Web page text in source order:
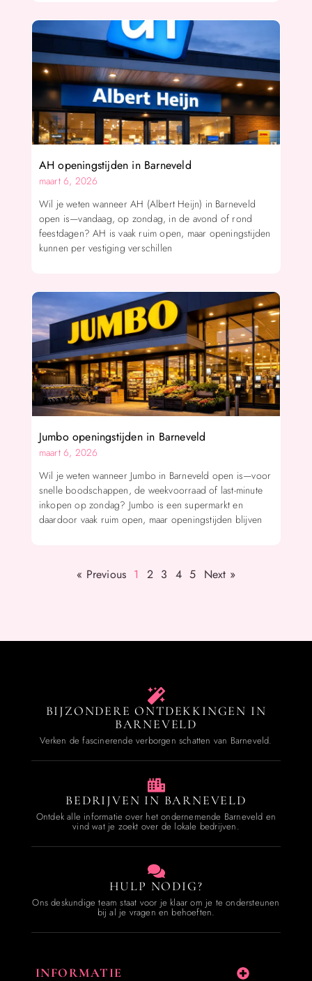
AH openingstijden in Barneveld
maart 6, 2026
Wil je weten wanneer AH (Albert Heijn) in Barneveld
open is—vandaag, op zondag, in de avond of rond
feestdagen? AH is vaak ruim open, maar openingstijden
kunnen per vestiging verschillen
Jumbo openingstijden in Barneveld
maart 6, 2026
Wil je weten wanneer Jumbo in Barneveld open is—voor
snelle boodschappen, de weekvoorraad of last-minute
inkopen op zondag? Jumbo is een supermarkt en
daardoor vaak ruim open, maar openingstijden blijven
« Previous 1 2 3 4 5 Next »
BIJZONDERE ONTDEKKINGEN IN
BARNEVELD
Verken de fascinerende verborgen schatten van Barneveld.
BEDRIJVEN IN BARNEVELD
Ontdek alle informatie over het ondernemende Barneveld en
vind wat je zoekt over de lokale bedrijven.
HULP NODIG?
Ons deskundige team staat voor je klaar om je te ondersteunen
bij al je vragen en behoeften.
INFORMATIE